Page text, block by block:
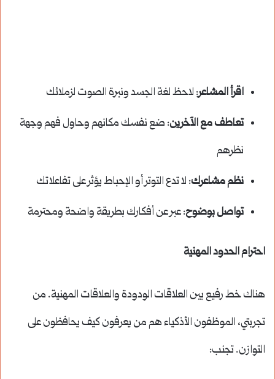
اقرأ المشاعر: لاحظ لغة الجسد ونبرة الصوت لزملائك
تعاطف مع الآخرين: ضع نفسك مكانهم وحاول فهم وجهة
نظرهم
نظم مشاعرك: لا تدع التوتر أو الإحباط يؤثر على تفاعلاتك
تواصل بوضوح: عبر عن أفكارك بطريقة واضحة ومحترمة
احترام الحدود المهنية
هناك خط رفيع بين العلاقات الودودة والعلاقات المهنية. من
تجربتي، الموظفون الأذكياء هم من يعرفون كيف يحافظون على
التوازن. تجنب: